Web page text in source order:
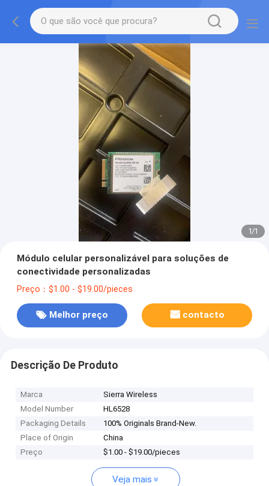
1/1
Módulo celular personalizável para soluções de
conectividade personalizadas
Preço：$1.00 - $19.00/pieces
Melhor preço contacto
Descrição De Produto
Marca
Sierra Wireless
Model Number
HL6528
Packaging Details
100% Originals Brand-New.
Place of Origin
China
Preço
$1.00 - $19.00/pieces
Veja mais